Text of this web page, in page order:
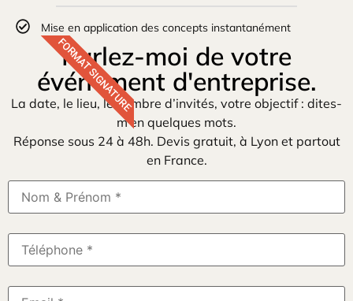
Mise en application des concepts instantanément
FORMAT SIGNATURE
Parlez-moi de votre
événement d'entreprise.
La date, le lieu, le nombre d’invités, votre objectif : dites-
m’en quelques mots.
Réponse sous 24 à 48h. Devis gratuit, à Lyon et partout
en France.